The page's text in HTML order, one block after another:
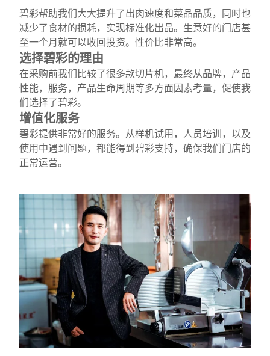
碧彩帮助我们大大提升了出肉速度和菜品品质，同时也
减少了食材的损耗，实现标准化出品。生意好的门店甚
至一个月就可以收回投资。性价比非常高。
选择碧彩的理由
在采购前我们比较了很多款切片机，最终从品牌，产品
性能，服务，产品生命周期等多方面因素考量，促使我
们选择了碧彩。
增值化服务
碧彩提供非常好的服务。从样机试用，人员培训，以及
使用中遇到问题，都能得到碧彩支持，确保我们门店的
正常运营。